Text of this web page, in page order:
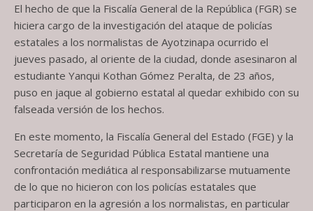
El hecho de que la Fiscalía General de la República (FGR) se
hiciera cargo de la investigación del ataque de policías
estatales a los normalistas de Ayotzinapa ocurrido el
jueves pasado, al oriente de la ciudad, donde asesinaron al
estudiante Yanqui Kothan Gómez Peralta, de 23 años,
puso en jaque al gobierno estatal al quedar exhibido con su
falseada versión de los hechos.
En este momento, la Fiscalía General del Estado (FGE) y la
Secretaría de Seguridad Pública Estatal mantiene una
confrontación mediática al responsabilizarse mutuamente
de lo que no hicieron con los policías estatales que
participaron en la agresión a los normalistas, en particular